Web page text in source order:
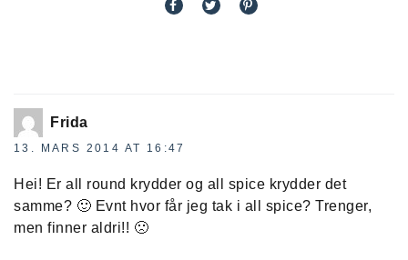
Frida
13. MARS 2014 AT 16:47
Hei! Er all round krydder og all spice krydder det
samme? 🙂 Evnt hvor får jeg tak i all spice? Trenger,
men finner aldri!! 🙁